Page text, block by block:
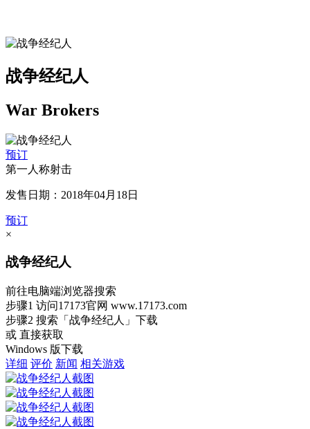
战争经纪人
War Brokers
预订
第一人称射击
发售日期：2018年04月18日
预订
×
战争经纪人
前往电脑端浏览器搜索
步骤1 访问17173官网 www.17173.com
步骤2 搜索 「战争经纪人」 下载
或 直接获取
Windows 版下载
详细 评价 新闻 相关游戏